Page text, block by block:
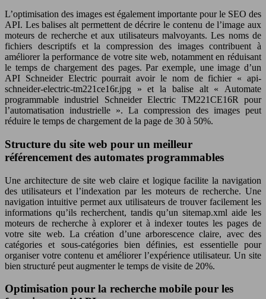
L’optimisation des images est également importante pour le SEO des
API. Les balises alt permettent de décrire le contenu de l’image aux
moteurs de recherche et aux utilisateurs malvoyants. Les noms de
fichiers descriptifs et la compression des images contribuent à
améliorer la performance de votre site web, notamment en réduisant
le temps de chargement des pages. Par exemple, une image d’un
API Schneider Electric pourrait avoir le nom de fichier « api-
schneider-electric-tm221ce16r.jpg » et la balise alt « Automate
programmable industriel Schneider Electric TM221CE16R pour
l’automatisation industrielle ». La compression des images peut
réduire le temps de chargement de la page de 30 à 50%.
Structure du site web pour un meilleur
référencement des automates programmables
Une architecture de site web claire et logique facilite la navigation
des utilisateurs et l’indexation par les moteurs de recherche. Une
navigation intuitive permet aux utilisateurs de trouver facilement les
informations qu’ils recherchent, tandis qu’un sitemap.xml aide les
moteurs de recherche à explorer et à indexer toutes les pages de
votre site web. La création d’une arborescence claire, avec des
catégories et sous-catégories bien définies, est essentielle pour
organiser votre contenu et améliorer l’expérience utilisateur. Un site
bien structuré peut augmenter le temps de visite de 20%.
Optimisation pour la recherche mobile pour les